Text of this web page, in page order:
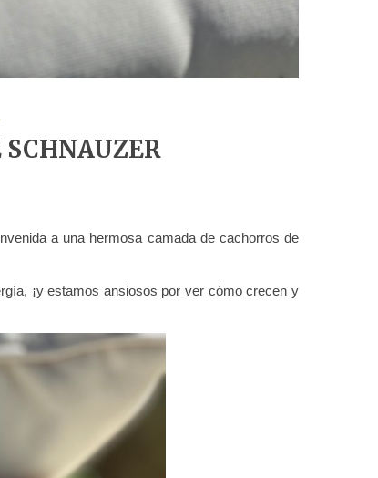
a una hermosa camada de cachorros de
¡y estamos ansiosos por ver cómo crecen y